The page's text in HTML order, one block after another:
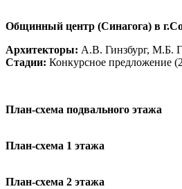
Общинный центр (Синагога) в
Архитекторы: А.В. Гинзбург, М.Б.
Стадии: Конкурсное предложение
План-схема подвального этажа
План-схема 1 этажа
План-схема 2 этажа